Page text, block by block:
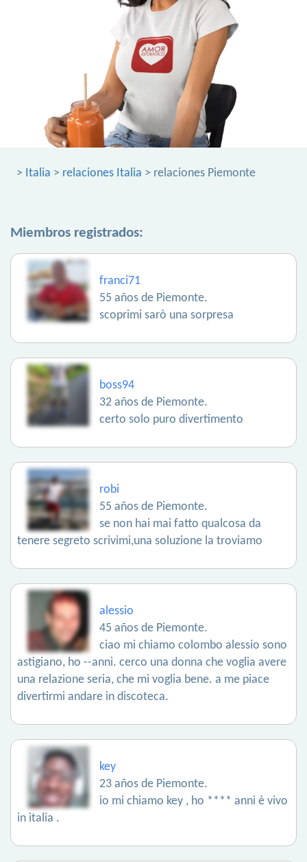
> Italia > relaciones Italia > relaciones Piemonte
Miembros registrados:
franci71
55 años de Piemonte.
scoprimi sarò una sorpresa
boss94
32 años de Piemonte.
certo solo puro divertimento
robi
55 años de Piemonte.
se non hai mai fatto qualcosa da
tenere segreto scrivimi,una soluzione la troviamo
alessio
45 años de Piemonte.
ciao mi chiamo colombo alessio sono
astigiano, ho --anni. cerco una donna che voglia avere
una relazione seria, che mi voglia bene. a me piace
divertirmi andare in discoteca.
key
23 años de Piemonte.
io mi chiamo key , ho **** anni è vivo
in italia .